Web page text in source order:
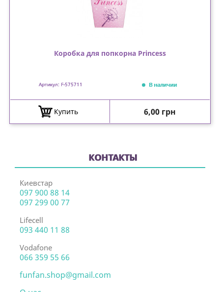
Коробка для попкорна Princess
Артикул: F-575711 В наличии
Купить Цена
6,00 грн
КОНТАКТЫ
Киевстар
097 900 88 14
097 299 00 77
Lifecell
093 440 11 88
Vodafone
066 359 55 66
funfan.shop@gmail.com